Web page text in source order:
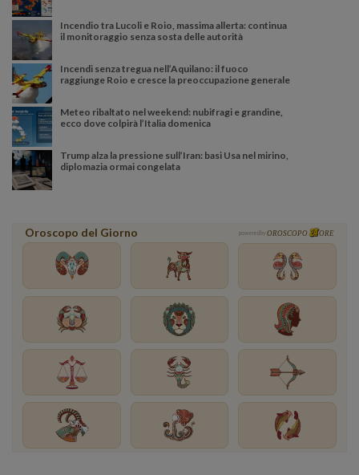
Incendio tra Lucoli e Roio, massima allerta: continua
il monitoraggio senza sosta delle autorità
Incendi senza tregua nell’Aquilano: il fuoco
raggiunge Roio e cresce la preoccupazione generale
Meteo ribaltato nel weekend: nubifragi e grandine,
ecco dove colpirà l’Italia domenica
Trump alza la pressione sull’Iran: basi Usa nel mirino,
diplomazia ormai congelata
Oroscopo del Giorno powered by OROSCOPO ORE